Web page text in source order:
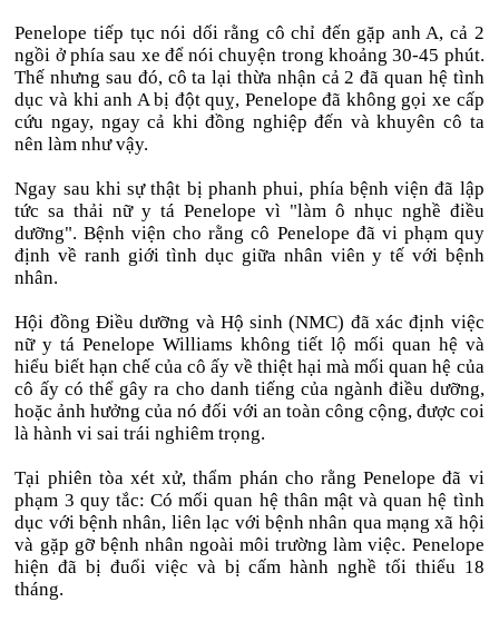
Penelope tiếp tục nói dối rằng cô chỉ đến gặp anh A, cả 2
ngồi ở phía sau xe để nói chuyện trong khoảng 30-45 phút.
Thế nhưng sau đó, cô ta lại thừa nhận cả 2 đã quan hệ tình
dục và khi anh A bị đột quỵ, Penelope đã không gọi xe cấp
cứu ngay, ngay cả khi đồng nghiệp đến và khuyên cô ta
nên làm như vậy.
Ngay sau khi sự thật bị phanh phui, phía bệnh viện đã lập
tức sa thải nữ y tá Penelope vì "làm ô nhục nghề điều
dưỡng". Bệnh viện cho rằng cô Penelope đã vi phạm quy
định về ranh giới tình dục giữa nhân viên y tế với bệnh
nhân.
Hội đồng Điều dưỡng và Hộ sinh (NMC) đã xác định việc
nữ y tá Penelope Williams không tiết lộ mối quan hệ và
hiểu biết hạn chế của cô ấy về thiệt hại mà mối quan hệ của
cô ấy có thể gây ra cho danh tiếng của ngành điều dưỡng,
hoặc ảnh hưởng của nó đối với an toàn công cộng, được coi
là hành vi sai trái nghiêm trọng.
Tại phiên tòa xét xử, thẩm phán cho rằng Penelope đã vi
phạm 3 quy tắc: Có mối quan hệ thân mật và quan hệ tình
dục với bệnh nhân, liên lạc với bệnh nhân qua mạng xã hội
và gặp gỡ bệnh nhân ngoài môi trường làm việc. Penelope
hiện đã bị đuổi việc và bị cấm hành nghề tối thiểu 18
tháng.